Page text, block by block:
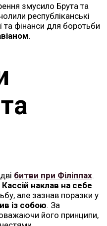
змусило Брута та
республіканські
та фінанси для боротьби
.
битви при Філіппах.
Кассій наклав на себе
але зазнав поразки у
із собою. За
його принципи,